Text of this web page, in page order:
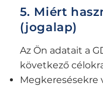
5. Miért
(jogalap)
Az Ön adatait a
következő
Megkeresésekre